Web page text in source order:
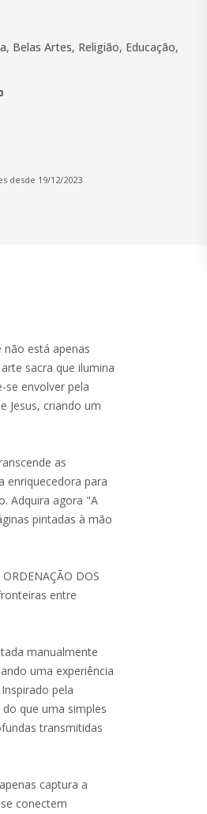
Belas Artes, Religião, Educação,
desde 19/12/2023
não está apenas
sacra que ilumina
se envolver pela
Jesus, criando um
as
enriquecedora para
Adquira agora "A
pintadas à mão
DOS
entre
manualmente
uma experiência
pela
que uma simples
transmitidas
captura a
conectem